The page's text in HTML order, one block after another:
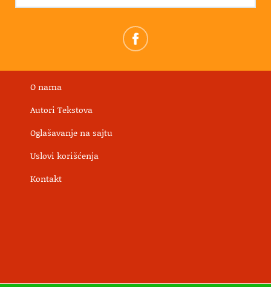
O nama
Autori Tekstova
Oglašavanje na sajtu
Uslovi korišćenja
Kontakt